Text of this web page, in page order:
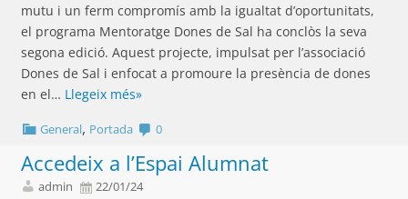
mutu i un ferm compromís amb la igualtat d’oportunitats,
el programa Mentoratge Dones de Sal ha conclòs la seva
segona edició. Aquest projecte, impulsat per l’associació
Dones de Sal i enfocat a promoure la presència de dones
en el… Llegeix més»
General, Portada 0
Accedeix a l’Espai Alumnat
admin 22/01/24